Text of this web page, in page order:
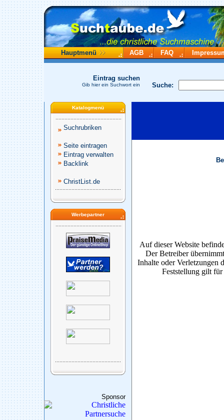
Hauptmenü AGB FAQ
Suche:
Eintrag suchen
Gib hier ein Suchwort ein
Katalogmenü
Suchrubriken
Seite eintragen
Eintrag verwalten
Backlink
ChristList.de
Werbepartner
Sponsor
Auf dieser Website
Der Betreiber
Inhalte oder Verletzungen
Feststellung gilt für